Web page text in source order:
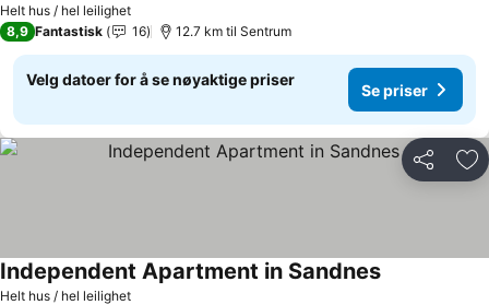
Helt hus / hel leilighet
8,9 Fantastisk 16 12.7 km til Sentrum
Velg datoer for å se nøyaktige priser
Se priser
Del
Helt hus / hel leilighet
Independent Apartment in Sandnes